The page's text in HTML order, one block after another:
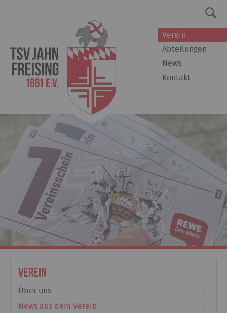
Verein
Abteilungen
News
Kontakt
Verein
Über uns
News aus dem Verein